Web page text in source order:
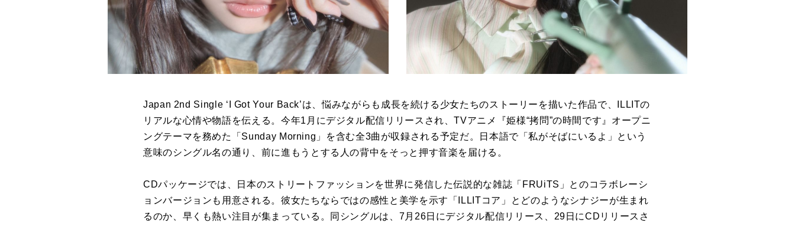
Japan 2nd Single ‘I Got Your Back’は、悩みながらも成長を続ける少女たちのストーリーを描いた作品で、ILLITの
リアルな心情や物語を伝える。今年1月にデジタル配信リリースされ、TVアニメ『姫様“拷問”の時間です』オープニ
ングテーマを務めた「Sunday Morning」を含む全3曲が収録される予定だ。日本語で「私がそばにいるよ」という
意味のシングル名の通り、前に進もうとする人の背中をそっと押す音楽を届ける。
CDパッケージでは、日本のストリートファッションを世界に発信した伝説的な雑誌「FRUiTS」とのコラボレーシ
ョンバージョンも用意される。彼女たちならではの感性と美学を示す「ILLITコア」とどのようなシナジーが生まれ
るのか、早くも熱い注目が集まっている。同シングルは、7月26日にデジタル配信リリース、29日にCDリリースさ